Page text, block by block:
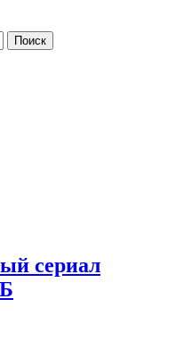
сериал